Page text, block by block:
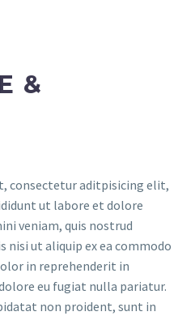
&
consectetur aditpisicing elit,
ut labore et dolore
veniam, quis nostrud
ut aliquip ex ea commodo
in reprehenderit in
eu fugiat nulla pariatur.
non proident, sunt in